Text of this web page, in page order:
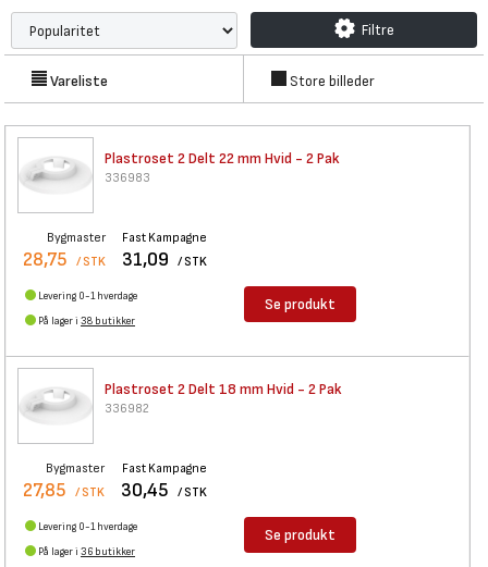
Filtre
Vareliste Store billeder
Plastroset 2 Delt 22 mm Hvid - 2 Pak
336983
Bygmaster
28,75 / STK
Fast Kampagne
31,09 / STK
Levering 0-1 hverdage
På lager i 38 butikker
Se produkt
Plastroset 2 Delt 18 mm Hvid - 2 Pak
336982
Bygmaster
27,85 / STK
Fast Kampagne
30,45 / STK
Levering 0-1 hverdage
På lager i 36 butikker
Se produkt